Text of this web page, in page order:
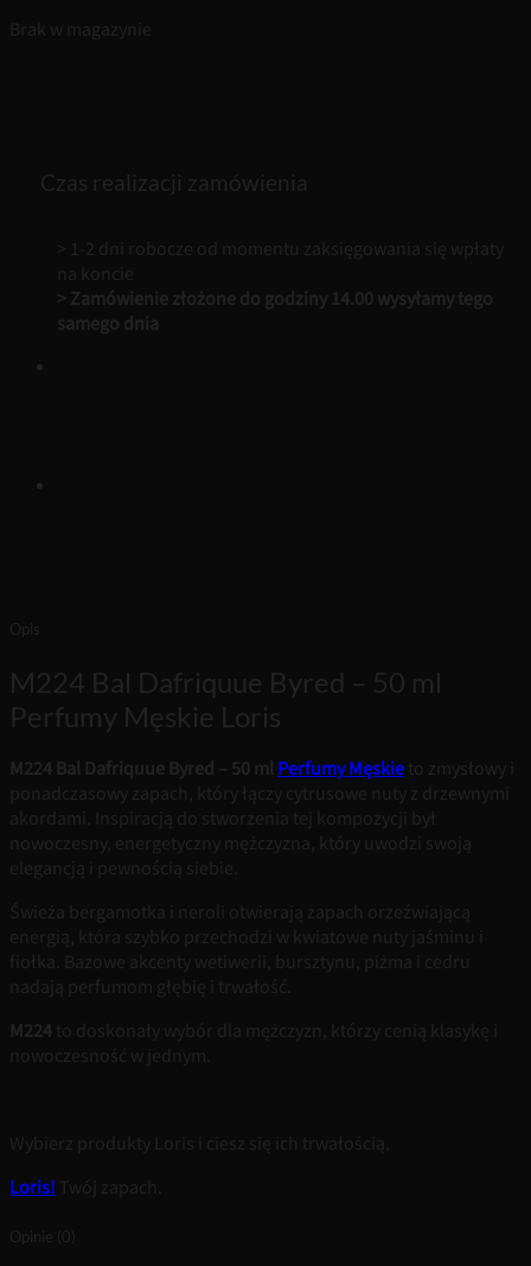
Brak w magazynie
Czas realizacji zamówienia
> 1-2 dni robocze od momentu zaksięgowania się wpłaty
na koncie
> Zamówienie złożone do godziny 14.00 wysyłamy tego
samego dnia
Opis
M224 Bal Dafriquue Byred – 50 ml
Perfumy Męskie Loris
M224 Bal Dafriquue Byred – 50 mlPerfumy Męskie to zmysłowy i
ponadczasowy zapach, który łączy cytrusowe nuty z drzewnymi
akordami. Inspiracją do stworzenia tej kompozycji był
nowoczesny, energetyczny mężczyzna, który uwodzi swoją
elegancją i pewnością siebie.
Świeża bergamotka i neroli otwierają zapach orzeźwiającą
energią, która szybko przechodzi w kwiatowe nuty jaśminu i
fiołka. Bazowe akcenty wetiwerii, bursztynu, piżma i cedru
nadają perfumom głębię i trwałość.
M224 to doskonały wybór dla mężczyzn, którzy cenią klasykę i
nowoczesność w jednym.
Wybierz produkty Loris i ciesz się ich trwałością.
Loris! Twój zapach.
Opinie (0)